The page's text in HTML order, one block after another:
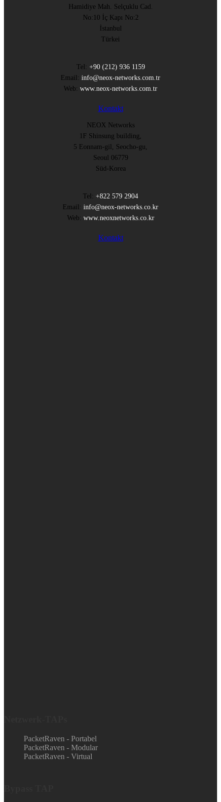
Hamidiye Mah. Selçuklu Cad.
No:10 İç Kapı No:2
İstanbul
Türkei
Tel: +90 (212) 936 1159
Email: info@neox-networks.com.tr
Web: www.neox-networks.com.tr
Kontakt
NEOX Networks
1F Shinsung building,
5 Eonnam-gil, Seocho-gu,
Seoul 06779
Süd-Korea
Tel: +822 579 2904
Email: info@neox-networks.co.kr
Web: www.neoxnetworks.co.kr
Kontakt
PacketRaven - Portabel
PacketRaven - Modular
PacketRaven - Virtual